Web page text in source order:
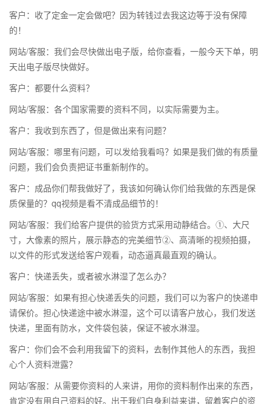
客户：收了定金一定会做吧？因为转钱过去我这边等于没有保障
的！
网站/客服：我们会尽快做出电子版，给你查看，一般今天下单，明
天出电子版尽快做好。
客户：都要什么资料？
网站/客服：各个国家需要的资料不同，以实际需要为主。
客户：我收到东西了，但是做出来有问题？
网站/客服：哪里有问题，可以发给我看吗？如果是我们做的有质量
问题，我们会负责把证书重新制作的。
客户：成品你们帮我做好了，我该如何确认你们给我做的东西是保
质保量的？qq视频是看不清成品细节的！
网站/客服：我们给客户提供的验货方式采用动静结合。①、大尺
寸，大像素的照片，展示静态的完美细节②、高清晰的视频拍摄，
以文件的形式发送给客户观看，动态逼真最直观的确认。
客户：快递丢失，或者被水淋湿了怎么办？
网站/客服：如果有担心快递丢失的问题，我们可以为客户的快递申
请保价。担心快递途中被水淋湿，这个可以请客户放心，我们发送
快递，里面有防水，文件袋包装，保证不被水淋湿。
客户：你们会不会利用我留下的资料，去制作其他人的东西，我担
心个人资料泄露？
网站/客服：从需要你资料的人来讲，用你的资料制作出来的东西，
肯定没有用自己资料的好。出于我们自身利益来讲，留着客户的资